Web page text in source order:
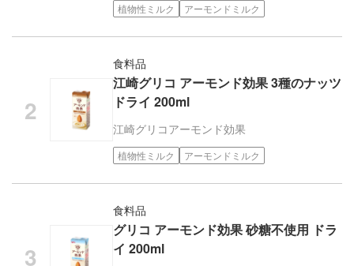
植物性ミルク アーモンドミルク
食料品
江崎グリコ アーモンド効果 3種のナッツ
ドライ 200ml
江崎グリコアーモンド効果
植物性ミルク アーモンドミルク
食料品
グリコ アーモンド効果 砂糖不使用 ドラ
イ 200ml